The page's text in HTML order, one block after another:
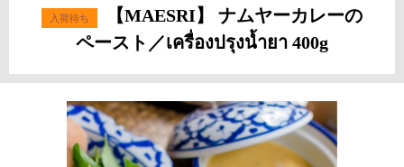
【MAESRI】 ナムヤーカレーの
ペースト／เครื่องปรุงน้ำยา 400g